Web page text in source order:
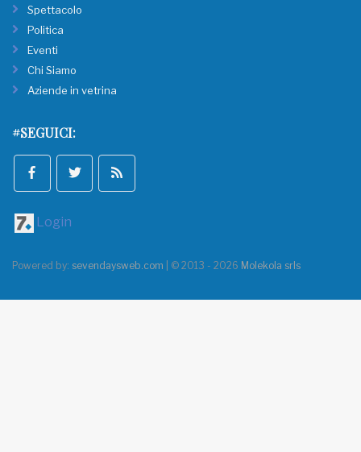
Spettacolo
Politica
Eventi
Chi Siamo
Aziende in vetrina
#SEGUICI:
Login
Powered by: sevendaysweb.com | © 2013 - 2026 Molekola srls